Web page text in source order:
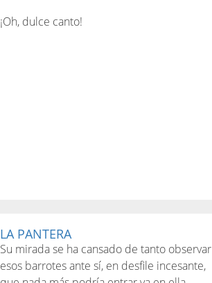
¡Oh, dulce canto!
LA PANTERA
Su mirada se ha cansado de tanto observar
esos barrotes ante sí, en desfile incesante,